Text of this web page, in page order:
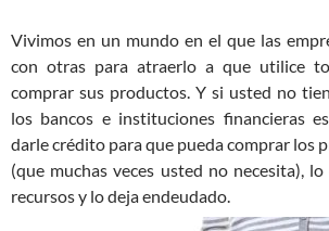
Vivimos en un mundo en el que las
con otras para atraerlo a que utilice
comprar sus productos. Y si usted no
los bancos e instituciones financieras
darle crédito para que pueda comprar los
(que muchas veces usted no necesita),
recursos y lo deja endeudado.